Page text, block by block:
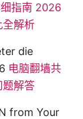
指南 2026
全解析
die
电脑翻墙共
题解答
from Your